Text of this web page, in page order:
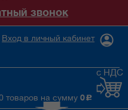
звонок
Вход в личный кабинет
товаров на сумму 0 c
с НДС